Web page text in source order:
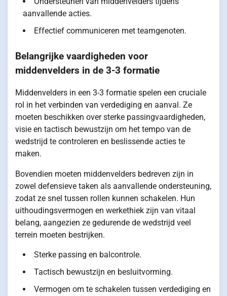
aanvallende acties.
Effectief communiceren met teamgenoten.
Belangrijke vaardigheden voor
middenvelders in de 3-3 formatie
Middenvelders in een 3-3 formatie spelen een cruciale
rol in het verbinden van verdediging en aanval. Ze
moeten beschikken over sterke passingvaardigheden,
visie en tactisch bewustzijn om het tempo van de
wedstrijd te controleren en beslissende acties te
maken.
Bovendien moeten middenvelders bedreven zijn in
zowel defensieve taken als aanvallende ondersteuning,
zodat ze snel tussen rollen kunnen schakelen. Hun
uithoudingsvermogen en werkethiek zijn van vitaal
belang, aangezien ze gedurende de wedstrijd veel
terrein moeten bestrijken.
Sterke passing en balcontrole.
Tactisch bewustzijn en besluitvorming.
Vermogen om te schakelen tussen verdediging en